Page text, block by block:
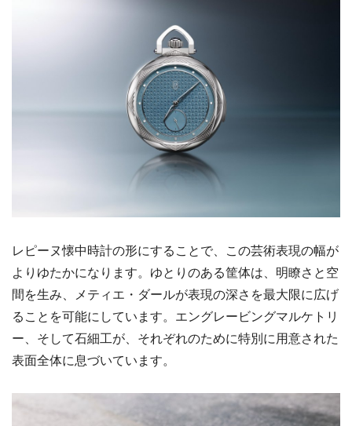
レピーヌ懐中時計の形にすることで、この芸術表現の幅が
よりゆたかになります。ゆとりのある筐体は、明瞭さと空
間を生み、メティエ・ダールが表現の深さを最大限に広げ
ることを可能にしています。エングレービングマルケトリ
ー、そして石細工が、それぞれのために特別に用意された
表面全体に息づいています。